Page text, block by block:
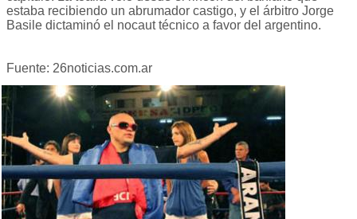
estaba recibiendo un abrumador castigo, y el árbitro Jorge
Basile dictaminó el nocaut técnico a favor del argentino.
Fuente: 26noticias.com.ar